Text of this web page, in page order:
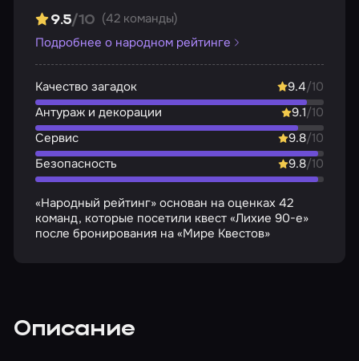
9.5/10 (42 команды)
Подробнее о народном рейтинге
Качество загадок 9.4/10
Антураж и декорации
9.1/10
Сервис
9.8/10
Безопасность
9.8/10
«Народный рейтинг» основан на оценках 42
команд, которые посетили квест «Лихие 90-е»
после бронирования на «Мире Квестов»
Описание